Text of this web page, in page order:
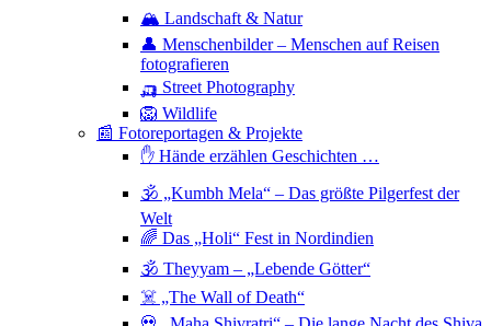
🏔 Landschaft & Natur
👤 Menschenbilder – Menschen auf Reisen
fotografieren
🛺 Street Photography
🦁 Wildlife
📰 Fotoreportagen & Projekte
✋ Hände erzählen Geschichten …
🕉 „Kumbh Mela“ – Das größte Pilgerfest der
Welt
🌈 Das „Holi“ Fest in Nordindien
🕉 Theyyam – „Lebende Götter“
☠️ „The Wall of Death“